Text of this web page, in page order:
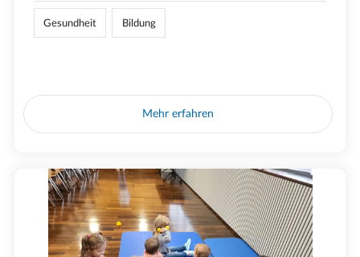
Gesundheit Bildung
Mehr erfahren